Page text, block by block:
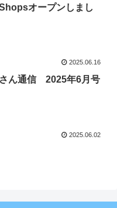
オープンしまし
2025.06.16
ん通信 2025年6月号
2025.06.02